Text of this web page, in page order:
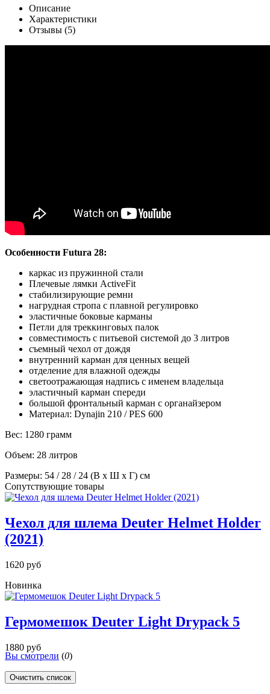
Описание
Характеристики
Отзывы (5)
Особенности Futura 28:
каркас из пружинной стали
Плечевые лямки ActiveFit
стабилизирующие ремни
нагрудная стропа с плавной регулировко
эластичные боковые карманы
Петли для треккинговых палок
совместимость с питьевой системой до 3 литров
съемный чехол от дождя
внутренний карман для ценных вещей
отделение для влажной одежды
светоотражающая надпись с именем владельца
эластичный карман спереди
большой фронтальный карман с органайзером
Материал: Dynajin 210 / PES 600
Вес: 1280 грамм
Объем: 28 литров
Размеры: 54 / 28 / 24 (В x Ш x Г) см
Сопутствующие товары
Чехол для шлема Deuter Helmet Holder
(2021)
1620 руб
Новинка
Гермомешок Deuter Light Drypack 5
1880 руб
Вы смотрели (0)
Очистить список